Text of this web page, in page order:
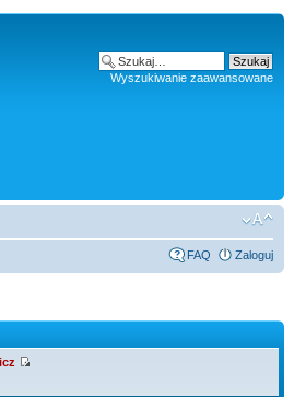
Wyszukiwanie zaawansowane
FAQ Zaloguj